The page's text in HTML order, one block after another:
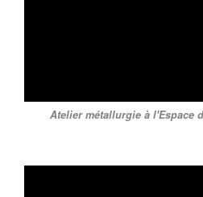
Atelier métallurgie à l'Espace